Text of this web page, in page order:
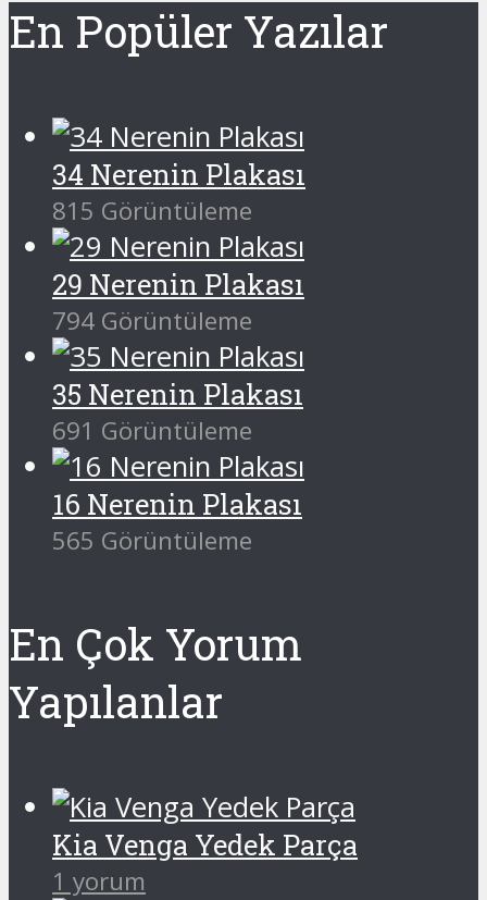
En Popüler Yazılar
34 Nerenin Plakası
815 Görüntüleme
29 Nerenin Plakası
794 Görüntüleme
35 Nerenin Plakası
691 Görüntüleme
16 Nerenin Plakası
565 Görüntüleme
En Çok Yorum
Yapılanlar
Kia Venga Yedek Parça
1 yorum